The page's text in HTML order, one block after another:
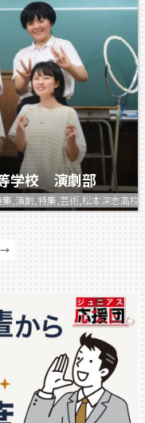
学校 演劇部
,演劇,特集,芸術,松本深志高校
→